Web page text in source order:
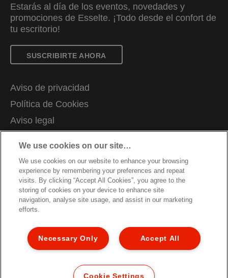
Estarás al día de los eventos, novedades y
promociones de Esselte. ¡Todo desde el confort de
tu escritorio!
SUSCRIBIRTE AHORA
Aviso de privacidad
Política de Cookies
Aviso legal
Trabaja con nosotros
Declaraciones de conformidad
Condiciones de garantía
Servicio al cliente
We use cookies on our site…
We use cookies on our website to enhance your browsing
experience by remembering your preferences and repeat
visits. By clicking “Accept All Cookies”, you agree to the
storing of cookies on your device to enhance site
navigation, analyse site usage, and assist in our marketing
efforts.
Accept All
Necessary Only
Cookie Settings